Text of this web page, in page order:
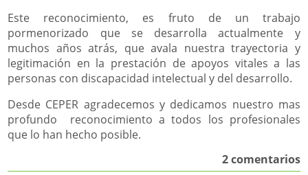
Este reconocimiento, es fruto de un trabajo
pormenorizado que se desarrolla actualmente y
muchos años atrás, que avala nuestra trayectoria y
legitimación en la prestación de apoyos vitales a las
personas con discapacidad intelectual y del desarrollo.
Desde CEPER agradecemos y dedicamos nuestro mas
profundo reconocimiento a todos los profesionales
que lo han hecho posible.
2 comentarios